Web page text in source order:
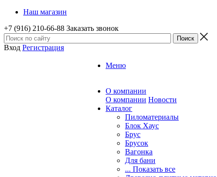
Наш магазин
+7 (916) 210-66-88 Заказать звонок
Вход Регистрация
Меню
О компании
О компании Новости
Каталог
Пиломатериалы
Блок Хаус
Брус
Брусок
Вагонка
Для бани
... Показать все